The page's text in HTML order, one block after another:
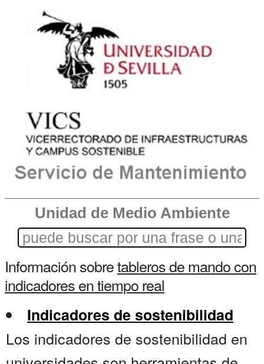
Unidad de Medio Ambiente
Información sobretableros de mando con
indicadores en tiempo real
Indicadores de sostenibilidad
Los indicadores de sostenibilidad en